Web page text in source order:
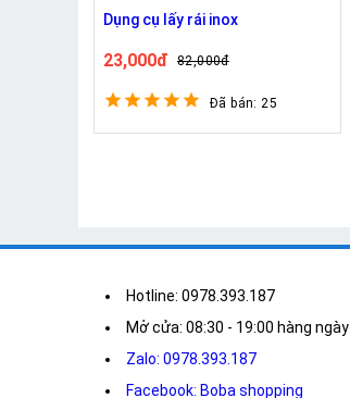
Dụng cụ lấy rái inox
23,000đ 82,000đ
Đã bán: 25
Hotline: 0978.393.187
Mở cửa: 08:30 - 19:00 hàng ngày
Zalo: 0978.393.187
Facebook: Boba shopping